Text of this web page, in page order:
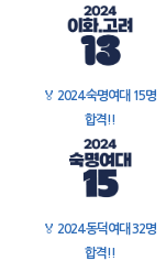
🏅 2024 숙명여대 15명
합격!!
🏅 2024 동덕여대 32명
합격!!